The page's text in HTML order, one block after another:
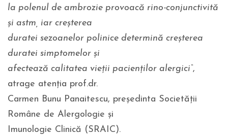
la polenul de ambrozie provoacă rino-conjunctivită
și astm, iar creșterea
duratei sezoanelor polinice determină creșterea
duratei simptomelor și
afectează calitatea vieții pacienților alergici“,
atrage atenția prof.dr.
Carmen Bunu Panaitescu, președinta Societății
Române de Alergologie și
Imunologie Clinică (SRAIC).